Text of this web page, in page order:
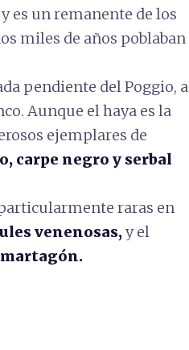
y es un remanente de los
miles de años poblaban
pendiente del Poggio, a
Aunque el haya es la
ejemplares de
carpe negro y serbal
raras en
venenosas,y el